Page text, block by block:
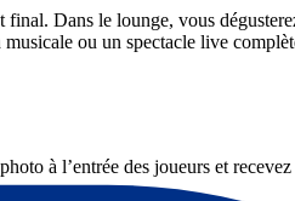
Dans le lounge, vous
ou un spectacle live
à l’entrée des joueurs et